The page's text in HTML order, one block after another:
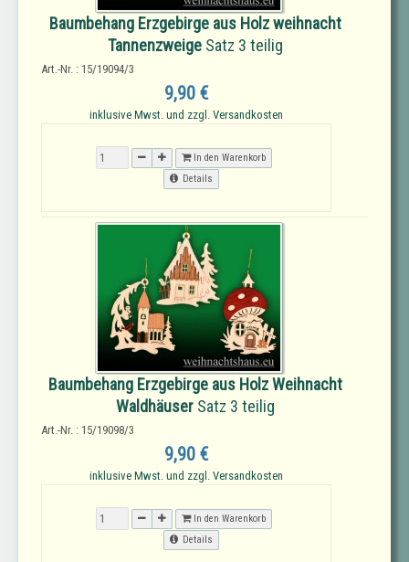
Baumbehang Erzgebirge aus Holz weihnacht
Tannenzweige Satz 3 teilig
Art.-Nr. : 15/19094/3
9,90 €
inklusive Mwst. und zzgl. Versandkosten
In den Warenkorb
Details
Baumbehang Erzgebirge aus Holz Weihnacht
Waldhäuser Satz 3 teilig
Art.-Nr. : 15/19098/3
9,90 €
inklusive Mwst. und zzgl. Versandkosten
In den Warenkorb
Details